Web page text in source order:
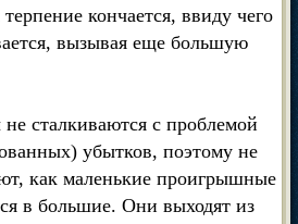
кончается, ввиду чего
вызывая еще большую
сталкиваются с проблемой
убытков, поэтому не
как маленькие проигрышные
в большие. Они выходят из